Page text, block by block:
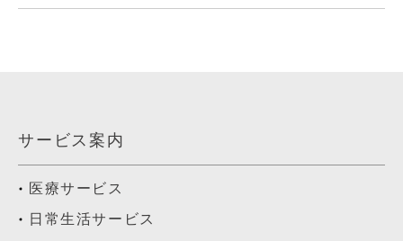
サービス案内
医療サービス
日常生活サービス